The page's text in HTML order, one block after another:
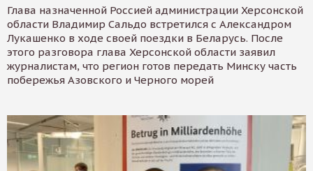
Глава назначенной Россией администрации Херсонской
области Владимир Сальдо встретился с Александром
Лукашенко в ходе своей поездки в Беларусь. После
этого разговора глава Херсонской области заявил
журналистам, что регион готов передать Минску часть
побережья Азовского и Черного морей